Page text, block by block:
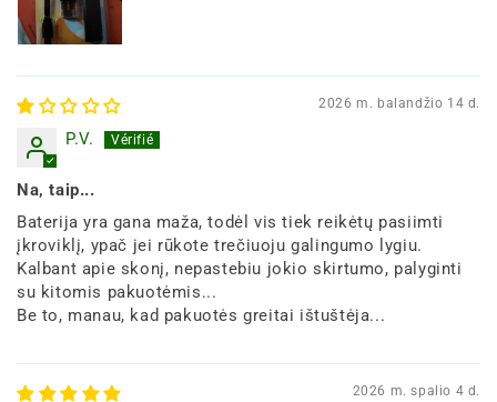
2026 m. balandžio 14 d.
P.V.
Na, taip...
Baterija yra gana maža, todėl vis tiek reikėtų pasiimti
įkroviklį, ypač jei rūkote trečiuoju galingumo lygiu.
Kalbant apie skonį, nepastebiu jokio skirtumo, palyginti
su kitomis pakuotėmis...
Be to, manau, kad pakuotės greitai ištuštėja...
2026 m. spalio 4 d.